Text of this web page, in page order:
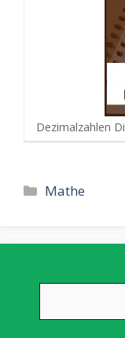
Dezimalzahlen
Kategorien
Mathe